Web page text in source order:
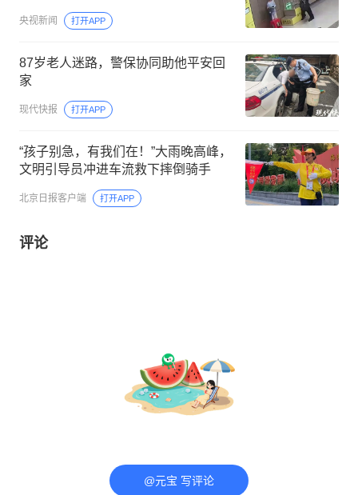
央视新闻 打开APP
87岁老人迷路，警保协同助他平安回
家
现代快报 打开APP
“孩子别急，有我们在！”大雨晚高峰，
文明引导员冲进车流救下摔倒骑手
北京日报客户端 打开APP
评论
@元宝 写评论